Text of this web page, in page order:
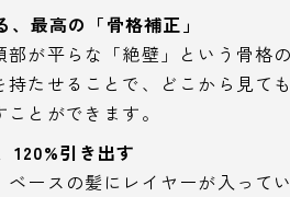
最高の「骨格補正」
部が平らな「絶壁」という骨格
持たせることで、どこから見て
とができます。
120%引き出す
ベースの髪にレイヤーが入って